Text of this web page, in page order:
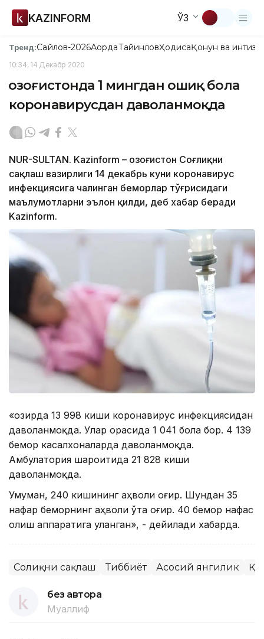
KAZINFORM ЎЗ
Тренд:Сайлов-2026АқордаТайинловҲодисаҚонун ва
10:34, 14 Декабр 2020
Қозоғистонда 1 мингдан ошиқ бола
коронавирусдан даволанмоқда
NUR-SULTAN. Kazinform – Қозоғистон Соғлиқни
сақлаш вазирлиги 14 декабрь куни коронавирус
инфекциясига чалинган беморлар тўғрисидаги
маълумотларни эълон қилди, деб хабар беради
Kazinform.
«Ҳозирда 13 998 киши коронавирус инфекциясидан
даволанмоқда. Улар орасида 1 041 бола бор. 4 139
бемор касалхоналарда даволанмоқда.
Амбулатория шароитида 21 828 киши
даволанмоқда.
Умуман, 240 кишининг аҳволи оғир. Шундан 35
нафар беморнинг аҳволи ўта оғир. 40 бемор нафас
олиш аппаратига уланган», - дейилади хабарда.
Соғлиқни сақлаш Тиббиёт Асосий янгилик ҚР
без автора
Муаллиф